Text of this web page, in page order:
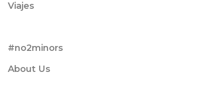
Viajes
#no2minors
About Us